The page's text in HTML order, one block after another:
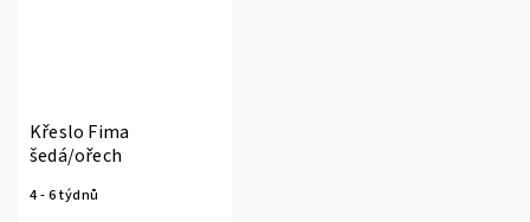
Křeslo Fima
šedá/ořech
4 - 6 týdnů